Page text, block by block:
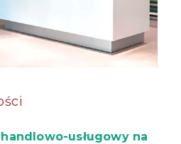
usługowy na